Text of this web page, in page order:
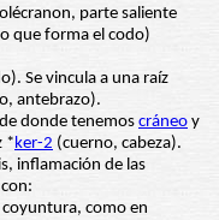
parte saliente
que forma el codo)
Se vincula a una raíz
antebrazo).
donde tenemos cráneo y
*ker-2 (cuerno, cabeza).
inflamación de las
coyuntura, como en